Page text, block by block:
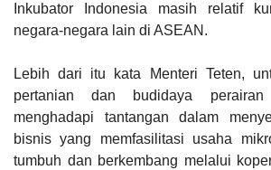
Inkubator Indonesia masih relatif
negara-negara lain di ASEAN.
Lebih dari itu kata Menteri Teten,
pertanian dan budidaya
menghadapi tantangan dalam
bisnis yang memfasilitasi usaha
tumbuh dan berkembang melalui